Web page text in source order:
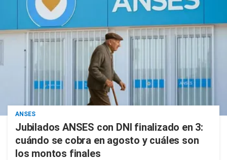
ANSES
Jubilados ANSES con DNI finalizado en 3:
cuándo se cobra en agosto y cuáles son
los montos finales